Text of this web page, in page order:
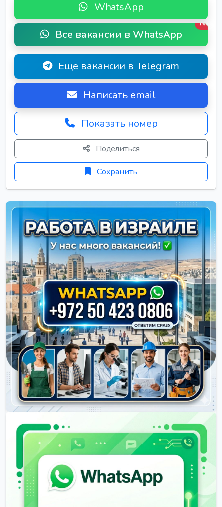
WhatsApp
Все вакансии в WhatsApp
New
Ещё вакансии в Telegram
Написать email
Показать номер
Поделиться
Сохранить